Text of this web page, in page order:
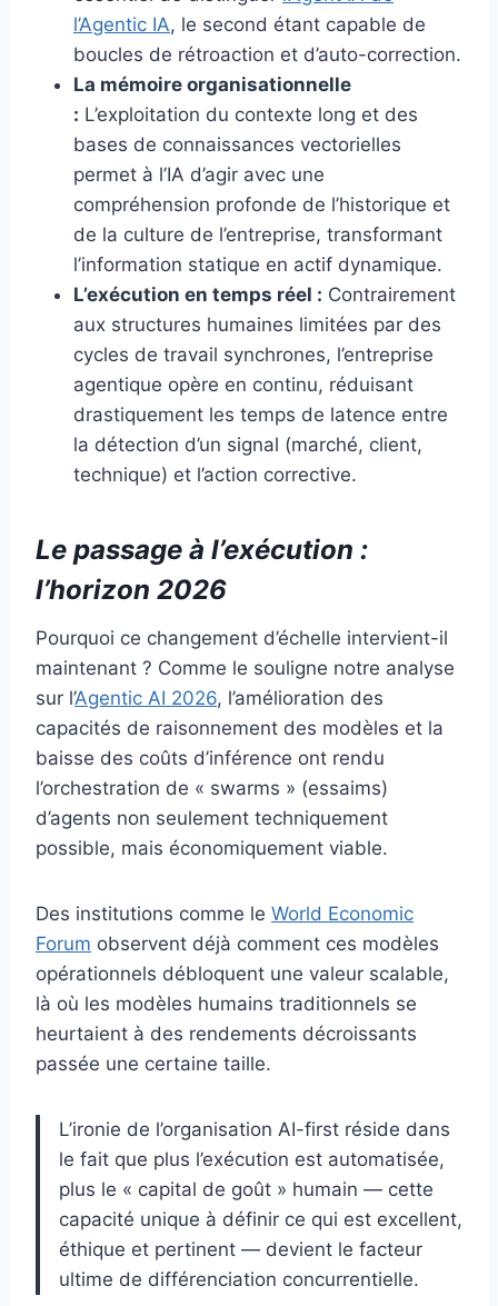
l’Agentic IA, le second étant capable de
boucles de rétroaction et d’auto-correction.
La mémoire organisationnelle
: L’exploitation du contexte long et des
bases de connaissances vectorielles
permet à l’IA d’agir avec une
compréhension profonde de l’historique et
de la culture de l’entreprise, transformant
l’information statique en actif dynamique.
L’exécution en temps réel : Contrairement
aux structures humaines limitées par des
cycles de travail synchrones, l’entreprise
agentique opère en continu, réduisant
drastiquement les temps de latence entre
la détection d’un signal (marché, client,
technique) et l’action corrective.
Le passage à l’exécution :
l’horizon 2026
Pourquoi ce changement d’échelle intervient-il
maintenant ? Comme le souligne notre analyse
sur l’Agentic AI 2026, l’amélioration des
capacités de raisonnement des modèles et la
baisse des coûts d’inférence ont rendu
l’orchestration de « swarms » (essaims)
d’agents non seulement techniquement
possible, mais économiquement viable.
Des institutions comme le World Economic
Forum observent déjà comment ces modèles
opérationnels débloquent une valeur scalable,
là où les modèles humains traditionnels se
heurtaient à des rendements décroissants
passée une certaine taille.
L’ironie de l’organisation AI-first réside dans
le fait que plus l’exécution est automatisée,
plus le « capital de goût » humain — cette
capacité unique à définir ce qui est excellent,
éthique et pertinent — devient le facteur
ultime de différenciation concurrentielle.